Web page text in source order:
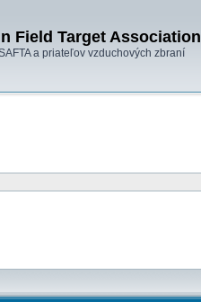
Field Target Association
a priateľov vzduchových zbraní